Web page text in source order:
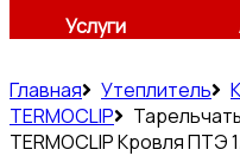
Услуги
Главная Утеплитель
TERMOCLIP
TERMOCLIP Кровля ПТЭ